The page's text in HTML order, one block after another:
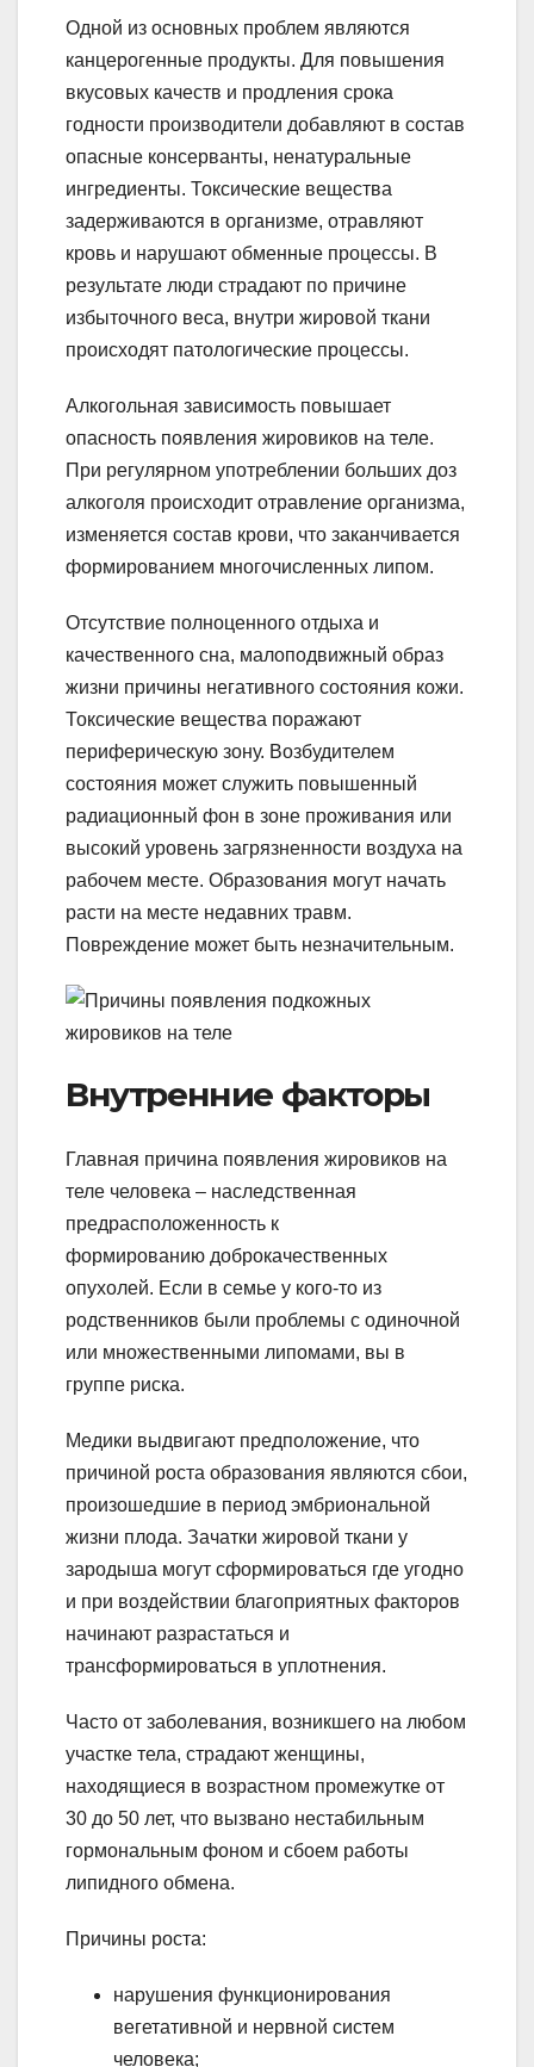
Одной из основных проблем являются
канцерогенные продукты. Для повышения
вкусовых качеств и продления срока
годности производители добавляют в состав
опасные консерванты, ненатуральные
ингредиенты. Токсические вещества
задерживаются в организме, отравляют
кровь и нарушают обменные процессы. В
результате люди страдают по причине
избыточного веса, внутри жировой ткани
происходят патологические процессы.
Алкогольная зависимость повышает
опасность появления жировиков на теле.
При регулярном употреблении больших доз
алкоголя происходит отравление организма,
изменяется состав крови, что заканчивается
формированием многочисленных липом.
Отсутствие полноценного отдыха и
качественного сна, малоподвижный образ
жизни причины негативного состояния кожи.
Токсические вещества поражают
периферическую зону. Возбудителем
состояния может служить повышенный
радиационный фон в зоне проживания или
высокий уровень загрязненности воздуха на
рабочем месте. Образования могут начать
расти на месте недавних травм.
Повреждение может быть незначительным.
Внутренние факторы
Главная причина появления жировиков на
теле человека – наследственная
предрасположенность к
формированию доброкачественных
опухолей. Если в семье у кого-то из
родственников были проблемы с одиночной
или множественными липомами, вы в
группе риска.
Медики выдвигают предположение, что
причиной роста образования являются сбои,
произошедшие в период эмбриональной
жизни плода. Зачатки жировой ткани у
зародыша могут сформироваться где угодно
и при воздействии благоприятных факторов
начинают разрастаться и
трансформироваться в уплотнения.
Часто от заболевания, возникшего на любом
участке тела, страдают женщины,
находящиеся в возрастном промежутке от
30 до 50 лет, что вызвано нестабильным
гормональным фоном и сбоем работы
липидного обмена.
Причины роста:
нарушения функционирования
вегетативной и нервной систем
человека;